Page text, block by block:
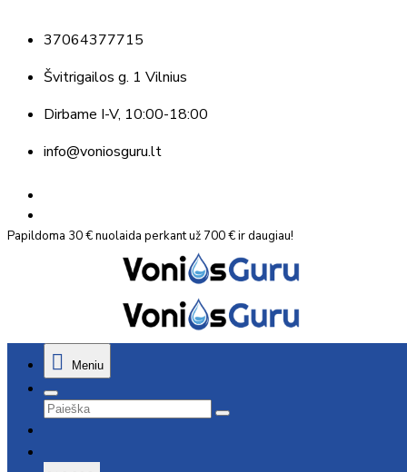
37064377715
Švitrigailos g. 1 Vilnius
Dirbame I-V, 10:00-18:00
info@voniosguru.lt
Papildoma 30 € nuolaida perkant už 700 € ir daugiau!
Meniu